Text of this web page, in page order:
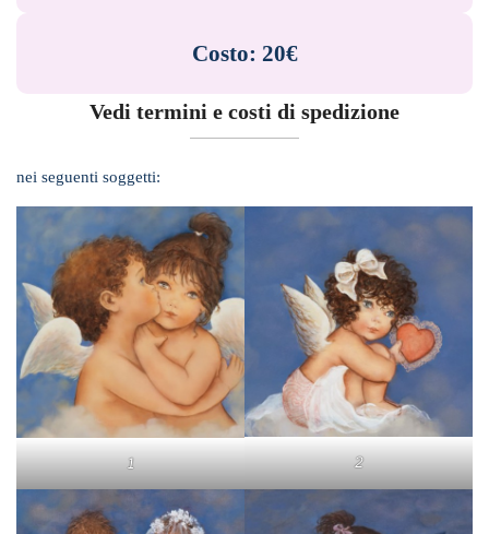
Costo: 20€
Vedi termini e costi di spedizione
nei seguenti soggetti:
1 2